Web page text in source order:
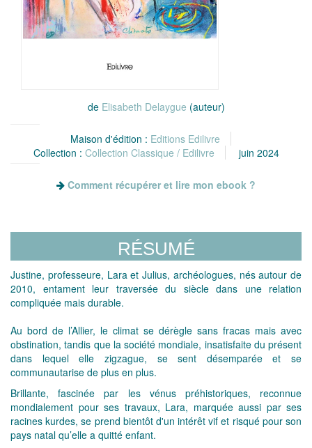
de Elisabeth Delaygue (auteur)
Maison d'édition : Editions Edilivre
Collection : Collection Classique / Edilivre juin 2024
Comment récupérer et lire mon ebook ?
RÉSUMÉ
Justine, professeure, Lara et Julius, archéologues, nés autour de
2010, entament leur traversée du siècle dans une relation
compliquée mais durable.
Au bord de l’Allier, le climat se dérègle sans fracas mais avec
obstination, tandis que la société mondiale, insatisfaite du présent
dans lequel elle zigzague, se sent désemparée et se
communautarise de plus en plus.
Brillante, fascinée par les vénus préhistoriques, reconnue
mondialement pour ses travaux, Lara, marquée aussi par ses
racines kurdes, se prend bientôt d'un intérêt vif et risqué pour son
pays natal qu’elle a quitté enfant.